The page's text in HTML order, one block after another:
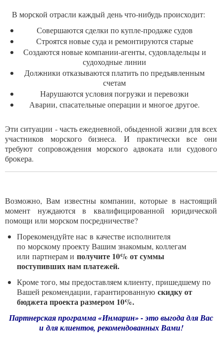
В морской отрасли каждый день что-нибудь происходит:
Совершаются сделки по купле-продаже судов
Строятся новые суда и ремонтируются старые
Создаются новые компании-агенты, судовладельцы и
судоходные линии
Должники отказываются платить по предъявленным
счетам
Нарушаются условия погрузки и перевозки
Аварии, спасательные операции и многое другое.
Эти ситуации - часть ежедневной, обыденной жизни для всех
участников морского бизнеса. И практически все они
требуют сопровождения морского адвоката или судового
брокера.
Возможно, Вам известны компании, которые в настоящий
момент нуждаются в квалифицированной юридической
помощи или морском посредничестве?
Порекомендуйте нас в качестве исполнителя
по морскому проекту Вашим знакомым, коллегам
или партнерам и получите 10% от суммы
поступивших нам платежей.
Кроме того, мы предоставляем клиенту, пришедшему по
Вашей рекомендации, гарантированную скидку от
бюджета проекта размером 10%.
Партнерская программа «Инмарин» - это выгода для Вас
и для клиентов, рекомендованных Вами!